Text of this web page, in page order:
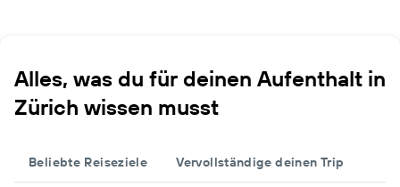
Alles, was du für deinen Aufenthalt in
Zürich wissen musst
Beliebte Reiseziele Vervollständige deinen Trip